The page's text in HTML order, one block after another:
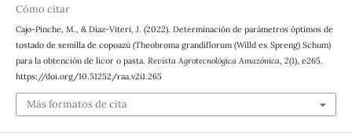
Cómo citar
Cajo-Pinche, M., & Díaz-Viteri, J. (2022). Determinación de parámetros óptimos de
tostado de semilla de copoazú (Theobroma grandiflorum (Willd ex Spreng) Schum)
para la obtención de licor o pasta. Revista Agrotecnológica Amazónica, 2(1), e265.
https://doi.org/10.51252/raa.v2i1.265
Más formatos de cita